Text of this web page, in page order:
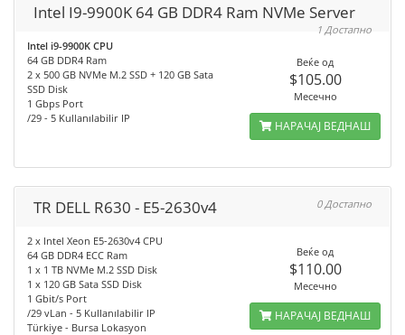
Intel I9-9900K 64 GB DDR4 Ram NVMe Server
1 Достапно
Intel i9-9900K CPU
64 GB DDR4 Ram
2 x 500 GB NVMe M.2 SSD + 120 GB Sata
SSD Disk
1 Gbps Port
/29 - 5 Kullanılabilir IP
Веќе од
$105.00
Месечно
НАРАЧАЈ ВЕДНАШ
TR DELL R630 - E5-2630v4 0 Достапно
2 x Intel Xeon E5-2630v4 CPU
64 GB DDR4 ECC Ram
1 x 1 TB NVMe M.2 SSD Disk
1 x 120 GB Sata SSD Disk
1 Gbit/s Port
/29 vLan - 5 Kullanılabilir IP
Türkiye - Bursa Lokasyon
Веќе од
$110.00
Месечно
НАРАЧАЈ ВЕДНАШ